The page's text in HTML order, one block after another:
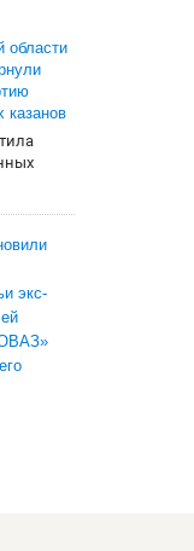
области
казанов
экс-